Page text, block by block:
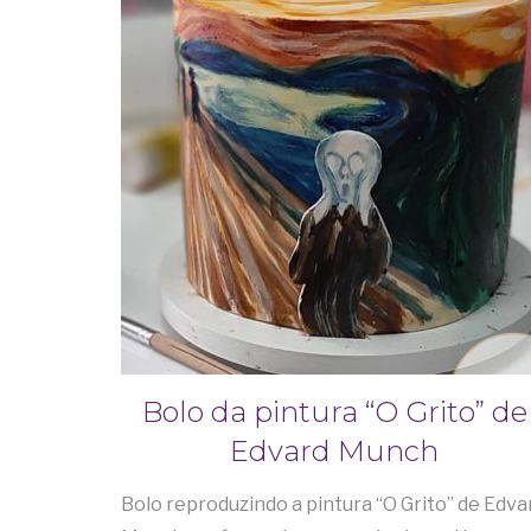
Bolo da pintura “O Grito” de
Edvard Munch
Bolo reproduzindo a pintura “O Grito” de